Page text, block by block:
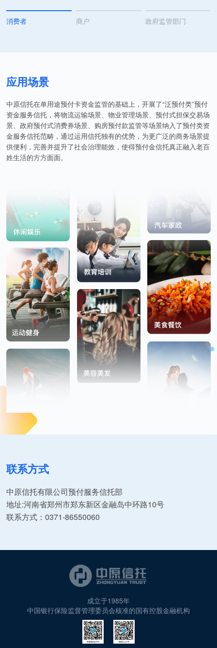
消费者 商户 政府监管部门
应用场景
中原信托在单用途预付卡资金监管的基础上，开展了“泛预付类”预付
资金服务信托，将物流运输场景、物业管理场景、预付式担保交易场
景、政府预付式消费券场景、购房预付款监管等场景纳入了预付类资
金服务信托范畴，通过运用信托独有的优势，为更广泛的商务场景提
供便利，完善并提升了社会治理能效，使得预付金信托真正融入老百
姓生活的方方面面。
联系方式
中原信托有限公司预付服务信托部
地址:河南省郑州市郑东新区金融岛中环路10号
联系方式：0371-86550060
成立于1985年
中国银行保险监督管理委员会核准的国有控股金融机构